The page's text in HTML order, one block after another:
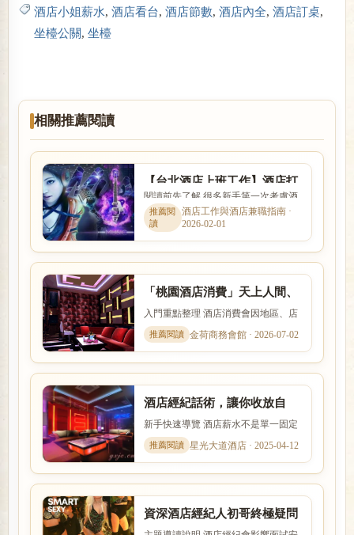
酒店小姐薪水, 酒店看台, 酒店節數, 酒店內全, 酒店訂桌,
坐檯公關, 坐檯
相關推薦閱讀
【台北酒店上班工作】酒店打
工心得,酒店小姐心酸報你知
閱讀前先了解 很多新手第一次考慮酒
店工作時，會同時擔心工作內容、安
全性、收入、上班時間與是...
酒店工作與酒店兼職指南 ·
2026-02-01
「桃園酒店消費」天上人間、
帝豪酒店、星殿、大英帝國酒
店幹部
入門重點整理 酒店消費會因地區、店
型、裝潢、客群與服務內容而有差
異。本文以「「桃園酒店消費...
金荷商務會館 · 2026-07-02
酒店經紀話術，讓你收放自
如！兼差，兼職、日領高薪
新手快速導覽 酒店薪水不是單一固定
數字，而是受到店型、出勤時段、節
數、客源與個人條件影響。...
星光大道酒店 · 2025-04-12
資深酒店經紀人初哥終極疑問
︰酒店小姐好不好把？